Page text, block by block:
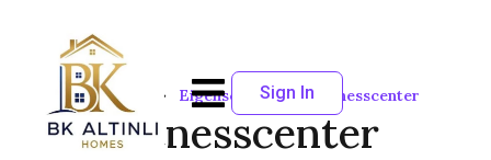
Sign In
Startseite Eigenschaften Fitnesscenter
Fitnesscenter